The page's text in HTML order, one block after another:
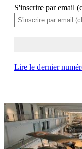
S'inscrire par email
Lire le dernier